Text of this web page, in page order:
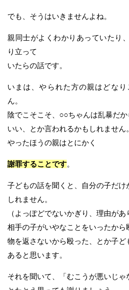
でも、そうはいきませんよね。
親同士がよくわかりあっていたり
り立って
いたらの話です。
いまは、やられた方の親はどな
ん。
陰でこそこそ、○○ちゃんは乱暴だ
いい、とか言われるかもしれません。
やったほうの親はとにかく
謝罪することです。
子どもの話を聞くと、自分の子だけ
しれません。
（よっぽどでないかぎり、理由があ
相手の子がいやなことをいったから
物を返さないから殴った、とか子ど
あると思います。
それを聞いて、「むこうが悪いじゃ